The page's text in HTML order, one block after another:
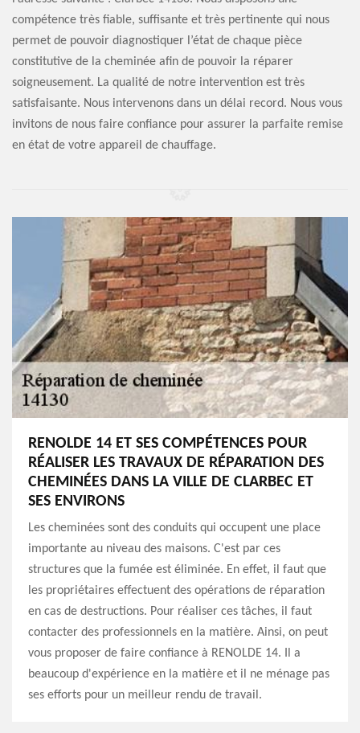
compétence très fiable, suffisante et très pertinente qui nous
permet de pouvoir diagnostiquer l’état de chaque pièce
constitutive de la cheminée afin de pouvoir la réparer
soigneusement. La qualité de notre intervention est très
satisfaisante. Nous intervenons dans un délai record. Nous vous
invitons de nous faire confiance pour assurer la parfaite remise
en état de votre appareil de chauffage.
RENOLDE 14 ET SES COMPÉTENCES POUR
RÉALISER LES TRAVAUX DE RÉPARATION DES
CHEMINÉES DANS LA VILLE DE CLARBEC ET
SES ENVIRONS
Les cheminées sont des conduits qui occupent une place
importante au niveau des maisons. C'est par ces
structures que la fumée est éliminée. En effet, il faut que
les propriétaires effectuent des opérations de réparation
en cas de destructions. Pour réaliser ces tâches, il faut
contacter des professionnels en la matière. Ainsi, on peut
vous proposer de faire confiance à RENOLDE 14. Il a
beaucoup d'expérience en la matière et il ne ménage pas
ses efforts pour un meilleur rendu de travail.